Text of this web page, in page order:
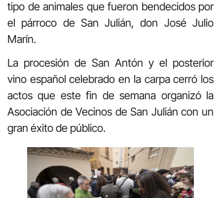
tipo de animales que fueron bendecidos por
el párroco de San Julián, don José Julio
Marín.
La procesión de San Antón y el posterior
vino español celebrado en la carpa cerró los
actos que este fin de semana organizó la
Asociación de Vecinos de San Julián con un
gran éxito de público.